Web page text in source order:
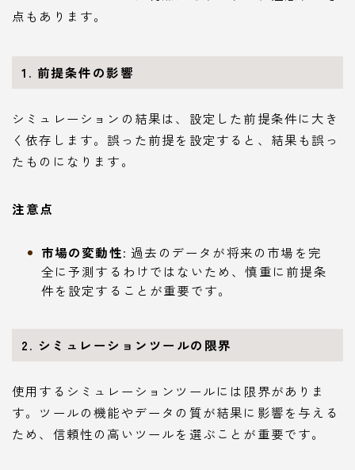
点もあります。
1. 前提条件の影響
シミュレーションの結果は、設定した前提条件に大き
く依存します。誤った前提を設定すると、結果も誤っ
たものになります。
注意点
市場の変動性: 過去のデータが将来の市場を完
全に予測するわけではないため、慎重に前提条
件を設定することが重要です。
2. シミュレーションツールの限界
使用するシミュレーションツールには限界がありま
す。ツールの機能やデータの質が結果に影響を与える
ため、信頼性の高いツールを選ぶことが重要です。